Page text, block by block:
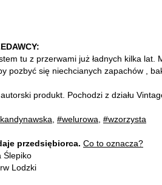
tu z przerwami już ładnych kilka lat.
pozbyć się niechcianych zapachów ,
produkt. Pochodzi z działu
#welurowa #wzorzysta
przedsiębiorca. Co to oznacza?
Ślepiko
Lodzki